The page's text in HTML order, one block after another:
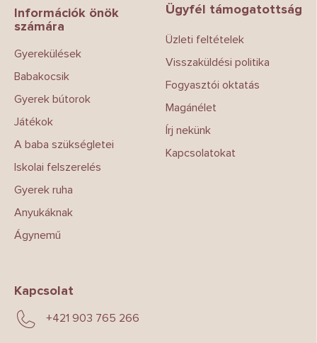
Információk önök
számára
Gyerekülések
Babakocsik
Gyerek bútorok
Játékok
A baba szükségletei
Iskolai felszerelés
Gyerek ruha
Anyukáknak
Ágynemű
Ügyfél támogatottság
Üzleti feltételek
Visszaküldési politika
Fogyasztói oktatás
Magánélet
Írj nekünk
Kapcsolatokat
Kapcsolat
+421 903 765 266